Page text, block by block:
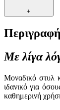
+
Περιγραφή
Με λίγα
Μοναδικό στυλ
ιδανικό για
καθημερινή